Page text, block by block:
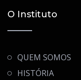
O Instituto
QUEM SOMOS
HISTÓRIA